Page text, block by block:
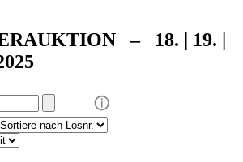
AUKTION – 18. | 19. |